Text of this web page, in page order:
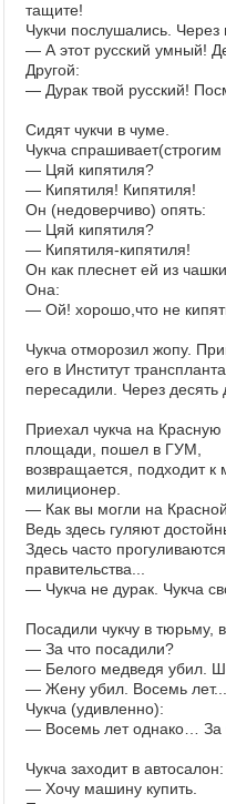
тащите!
Чукчи послушались. Через
— А этот русский умный!
Другой:
— Дурак твой русский!
Сидят чукчи в чуме.
Чукча
— Цяй кипятиля?
— Кипятиля! Кипятиля!
Он (недоверчиво) опять:
— Цяй кипятиля?
— Кипятиля-кипятиля!
Он как плеснет ей из
Она:
— Ой! хорошо,что не
Чукча отморозил жопу.
его в Институт
пересадили. Через десять
Приехал чукча на
площади, пошел в ГУМ,
возвращается, подходит к
милиционер.
— Как вы могли на
Ведь здесь гуляют
Здесь часто
правительства...
— Чукча не дурак. Чукча
Посадили чукчу в
— За что посадили?
— Белого медведя убил.
— Жену убил. Восемь лет...
Чукча (удивленно):
— Восемь лет однако… За
Чукча заходит в автосалон:
— Хочу машину купить.